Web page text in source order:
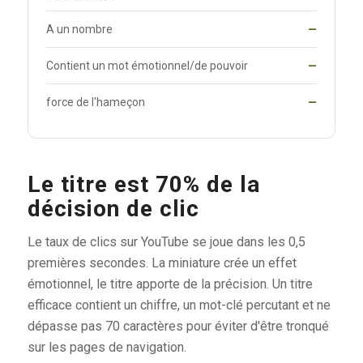
A un nombre —
Contient un mot émotionnel/de pouvoir —
force de l'hameçon —
Le titre est 70% de la
décision de clic
Le taux de clics sur YouTube se joue dans les 0,5
premières secondes. La miniature crée un effet
émotionnel, le titre apporte de la précision. Un titre
efficace contient un chiffre, un mot-clé percutant et ne
dépasse pas 70 caractères pour éviter d'être tronqué
sur les pages de navigation.